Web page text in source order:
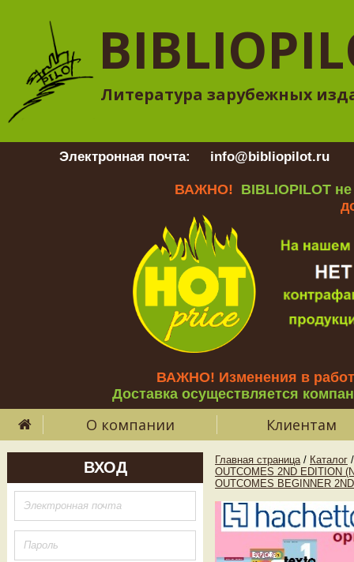
Литература зарубежных
Электронная почта: info@bibliopilot.ru
ВАЖНО! BIBLIOPILOT
ВАЖНО! Изменения в
Доставка осуществляется
О компании Клиентам
ВХОД Главная страница / Каталог /
OUTCOMES 2ND EDITION
OUTCOMES BEGINNER